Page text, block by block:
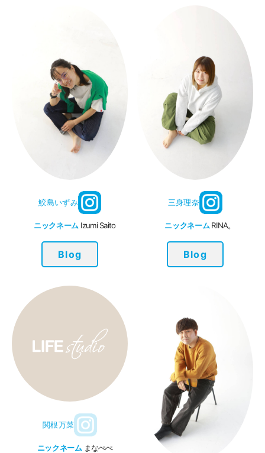
鮫島いずみ
ニックネーム Izumi Saito
Blog
三身理奈
ニックネーム RINA。
Blog
関根万菜
ニックネーム まなぺぺ